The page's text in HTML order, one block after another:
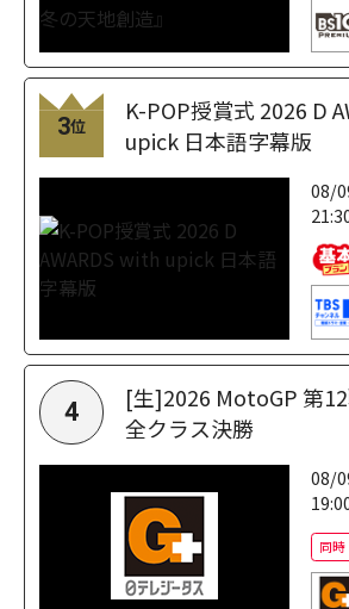
3位
K-POP授賞式 2026 D
upick 日本語字幕版
08/
4
[生]2026 MotoGP 第
全クラス決勝
08/
同時